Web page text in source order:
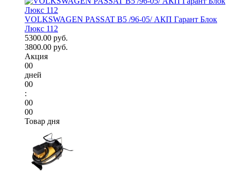
VOLKSWAGEN PASSAT B5 /96-05/ АКП Гарант Блок
Люкс 112
5300.00 руб.
3800.00 руб.
Акция
00
дней
00
:
00
00
Товар дня